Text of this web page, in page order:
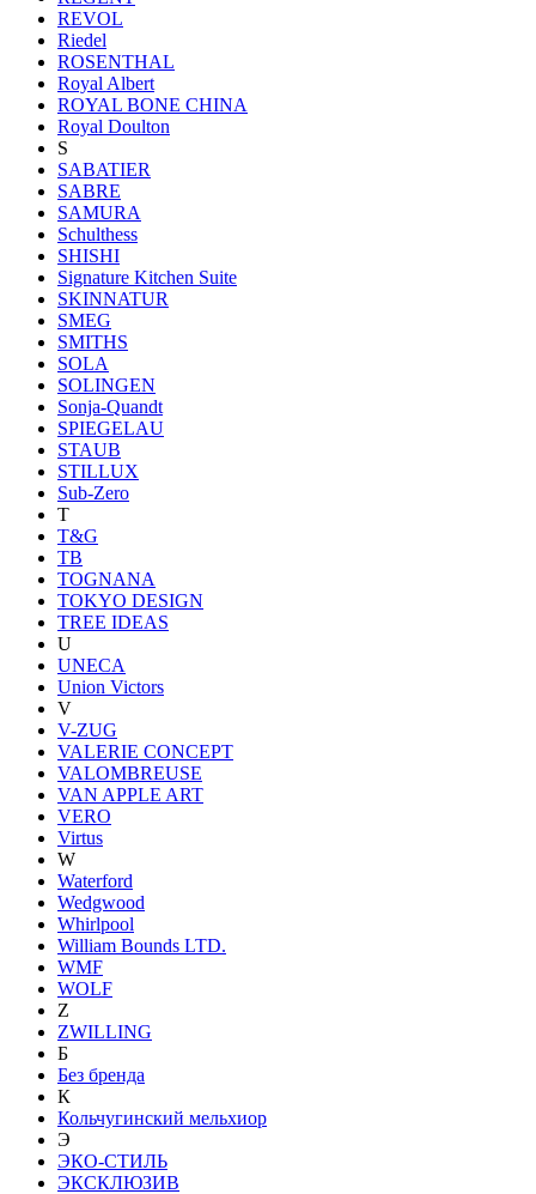
REVOL
Riedel
ROSENTHAL
Royal Albert
ROYAL BONE CHINA
Royal Doulton
S
SABATIER
SABRE
SAMURA
Schulthess
SHISHI
Signature Kitchen Suite
SKINNATUR
SMEG
SMITHS
SOLA
SOLINGEN
Sonja-Quandt
SPIEGELAU
STAUB
STILLUX
Sub-Zero
T
T&G
TB
TOGNANA
TOKYO DESIGN
TREE IDEAS
U
UNECA
Union Victors
V
V-ZUG
VALERIE CONCEPT
VALOMBREUSE
VAN APPLE ART
VERO
Virtus
W
Waterford
Wedgwood
Whirlpool
William Bounds LTD.
WMF
WOLF
Z
ZWILLING
Б
Без бренда
К
Кольчугинский мельхиор
Э
ЭКО-СТИЛЬ
ЭКСКЛЮЗИВ